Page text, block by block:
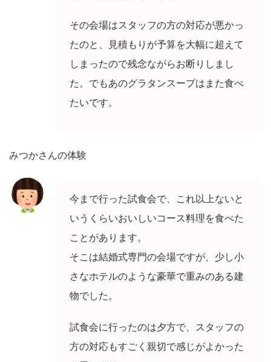
その会場はスタッフの方の対応が悪かっ
たのと、見積もりが予算を大幅に超えて
しまったので残念ながらお断りしまし
た。でもあのグラタンスープはまた食べ
たいです。
みつかさんの体験
今まで行った試食会で、これ以上ないと
いうくらいおいしいコース料理を食べた
ことがあります。
そこは結婚式専門の会場ですが、少し小
さなホテルのような豪華で重みのある建
物でした。
試食会に行ったのは夕方で、スタッフの
方の対応もすごく親切で感じがよかった